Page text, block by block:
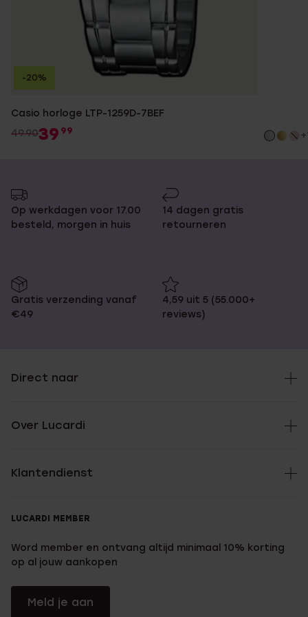
Casio horloge LTP-1259D-7BEF
49.9039 99
-20%
Op werkdagen voor 17.00
besteld, morgen in huis
14 dagen gratis
retourneren
Gratis verzending vanaf
€49
4,59 uit 5 (55.000+
reviews)
Direct naar
Over Lucardi
Klantendienst
LUCARDI MEMBER
Word member en ontvang altijd minimaal 10% korting
op al jouw aankopen
Meld je aan